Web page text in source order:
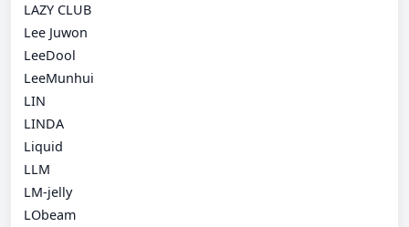
LAZY CLUB
Lee Juwon
LeeDool
LeeMunhui
LIN
LINDA
Liquid
LLM
LM-jelly
LObeam